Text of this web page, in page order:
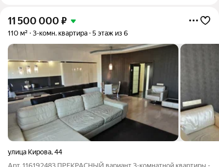
11 500 000 ₽
110 м² 3-комн. квартира 5 этаж из 6
улица Кирова,44